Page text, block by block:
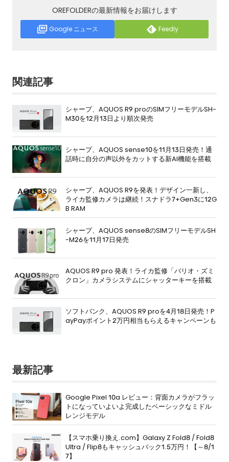
OREFOLDERの最新情報をお届けします
Google ニュース Feedly
関連記事
シャープ、AQUOS R9 proのSIMフリーモデルSH-
M30を12月13日より順次発売
シャープ、AQUOS sense10を11月13日発売！通
話時に自分の声以外をカットする新AI機能を搭載
シャープ、AQUOS R9を発表！デザイン一新し、
ライカ監修カメラは継続！スナドラ7+Gen3に12G
B RAM
シャープ、AQUOS sense8のSIMフリーモデルSH
-M26を11月17日発売
AQUOS R9 pro 発表！ライカ監修「バリオ・ズミ
クロン」カメラシステムにシャッターキーを搭載
ソフトバンク、AQUOS R9 proを4月18日発売！P
ayPayポイント2万円相当もらえるキャンペーンも
最新記事
Google Pixel 10a レビュー：背面カメラがフラッ
トになっていよいよ完成したベーシックなミドル
レンジモデル
【スマホ乗り換え.com】Galaxy Z Fold8 / Fold8
Ultra / Flip8もキャッシュバック1.5万円！【～8/1
7】